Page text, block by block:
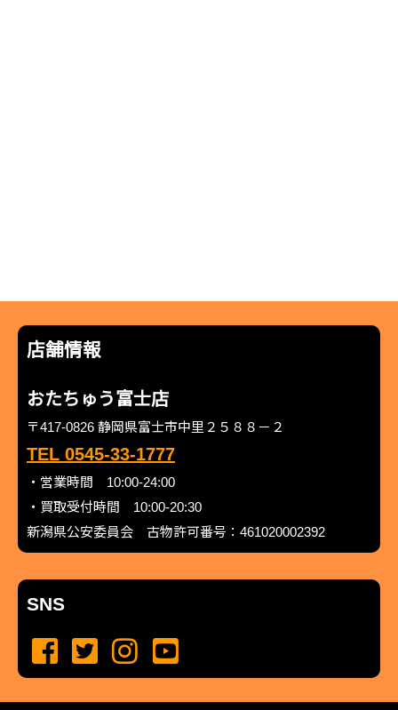
店舗情報
おたちゅう富士店
〒417-0826 静岡県富士市中里２５８８－２
TEL 0545-33-1777
・営業時間 10:00-24:00
・買取受付時間 10:00-20:30
新潟県公安委員会 古物許可番号：461020002392
SNS